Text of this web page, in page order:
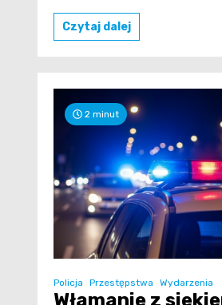
Czytaj dalej
2 minut
Policja Przestępstwa Wydarzenia
Włamanie z